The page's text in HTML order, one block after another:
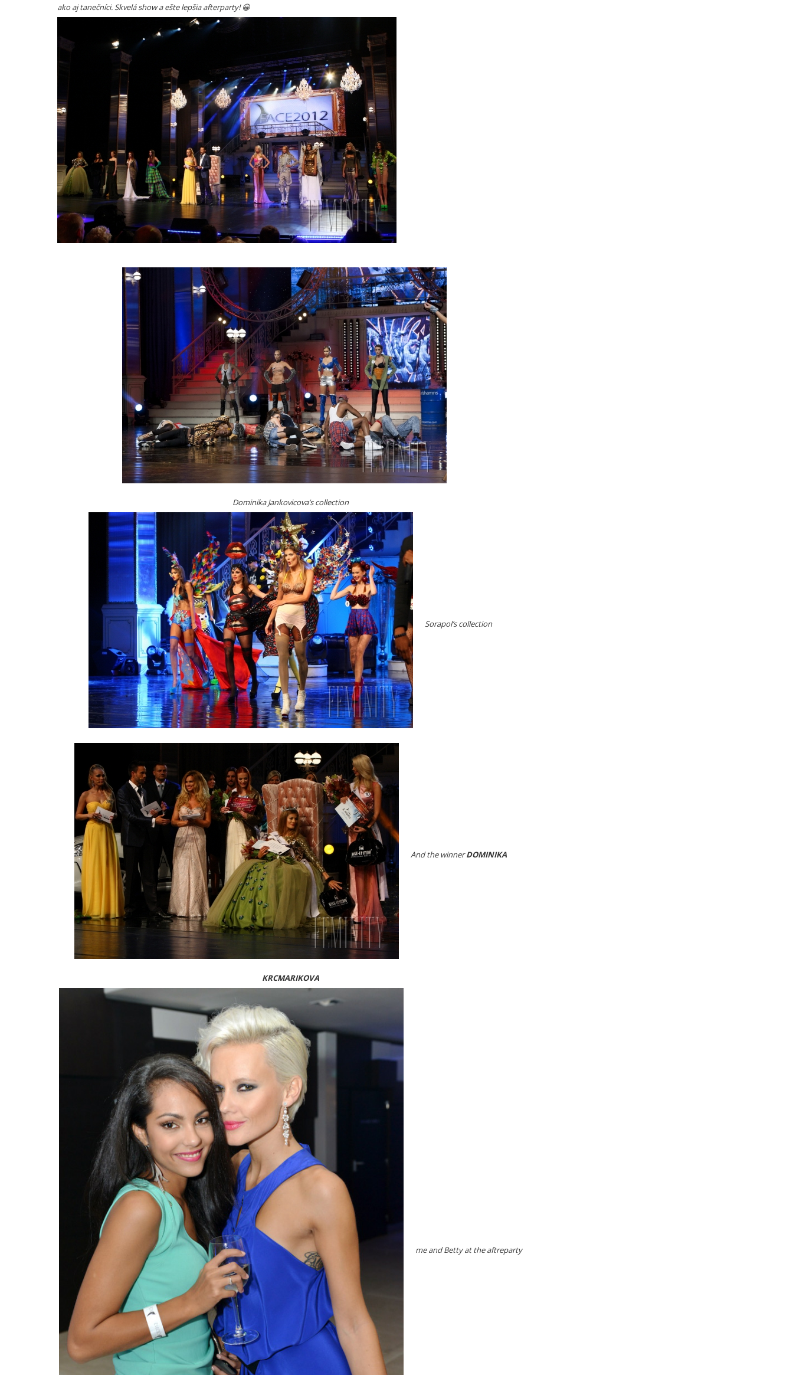
ako aj tanečníci. Skvelá show a ešte lepšia afterparty! 😀
Dominika Jankovicova’s collection
Sorapol’s collection
And the winnerDOMINIKA
KRCMARIKOVA
me and Betty at the aftreparty